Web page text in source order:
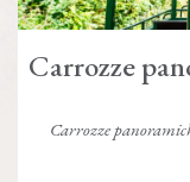
Carrozze
Carrozze